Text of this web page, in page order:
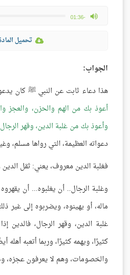
-01:36
max volume
تحميل
الجواب:
هذا دعاء ثابت عن النبي ﷺ كان
أعوذ بك من الهم والحزن، والعجز
وأعوذ بك من غلبة الدين، وقهر الرجال
دعواته العظيمة، التي رواها مسلم،
فغلبة الدين معروف، يعني: ثقل
وغلبة الرجال.. أن يغلبوه... أن
ماله، أو يهينوه، ويضربوه إلى غير
غلبة الدين، وقهر الرجال، فالدين
كثيرًا، ويهمه كثيرًا، وربما أتعبه أهله
والخصومات، وهم لا يعرفون عجزه،